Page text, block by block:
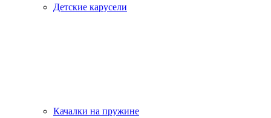
Детские карусели
Качалки на пружине